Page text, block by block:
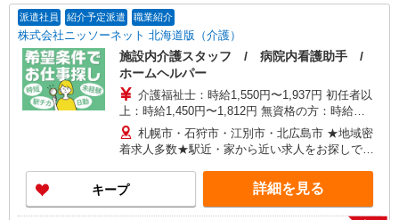
★週払いOK（規定あり）
派遣社員 紹介予定派遣 職業紹介
株式会社ニッソーネット 北海道版（介護）
施設内介護スタッフ / 病院内看護助手 /
ホームヘルパー
介護福祉士：時給1,550円〜1,937円 初任者以
上：時給1,450円〜1,812円 無資格の方：時給
1,240円〜1,687円 ※給与幅は勤務先による +交通
費、諸手当（勤務先による） +0円で介護資格が取
れる （別途規定） ★給与日払い制度あり！
札幌市・石狩市・江別市・北広島市 ★地域密
着求人多数★駅近・家から近い求人をお探しでき
キープ 詳細を見る